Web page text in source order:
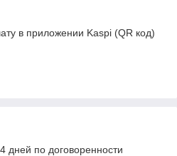
в приложении Kaspi (QR код)
дней по договоренности